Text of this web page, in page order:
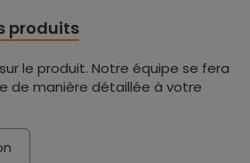
produits
le produit. Notre équipe se fera
de manière détaillée à votre